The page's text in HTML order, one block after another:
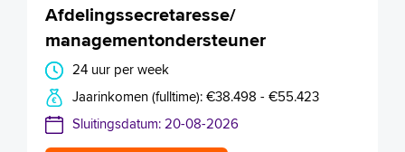
Afdelingssecretaresse/
managementondersteuner
24 uur per week
Jaarinkomen (fulltime): €38.498 - €55.423
Sluitingsdatum: 20-08-2026